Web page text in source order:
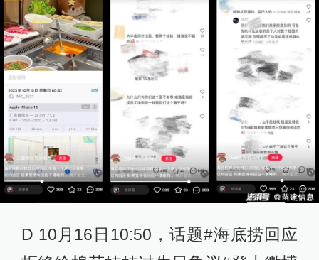
D 10月16日10:50，话题#海底捞回应